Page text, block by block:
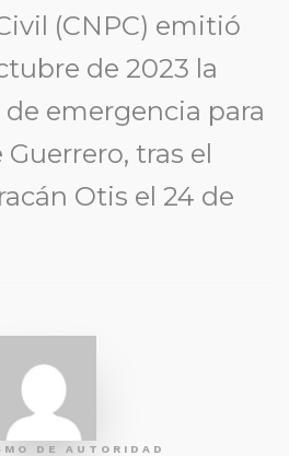
(CNPC) emitió
de 2023 la
emergencia para
tras el
Otis el 24 de
DE AUTORIDAD